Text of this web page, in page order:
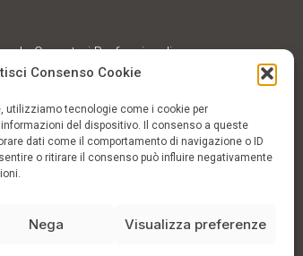
Consenso Cookie
utilizziamo tecnologie come i cookie per
del dispositivo. Il consenso a queste
dati come il comportamento di navigazione o ID
o ritirare il consenso può influire negativamente
Nega Visualizza preferenze
Operatori Professionali
Foreste Italiane e in Outdoor